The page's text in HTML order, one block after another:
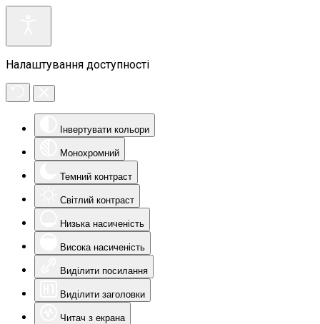
Налаштування доступності
Інвертувати кольори
Монохромний
Темний контраст
Світлий контраст
Низька насиченість
Висока насиченість
Виділити посилання
Виділити заголовки
Читач з екрана